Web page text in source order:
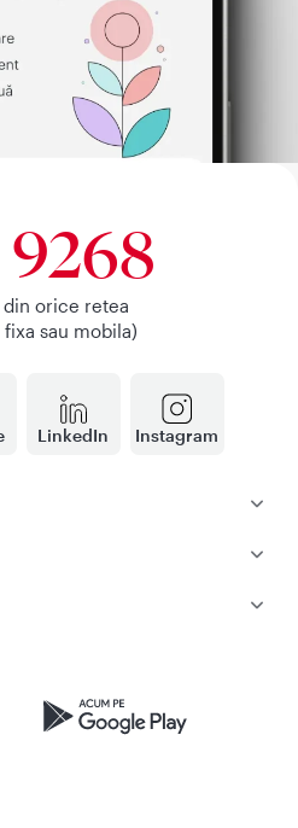
LinkedIn Instagram
9268
orice retea
fixa sau mobila)